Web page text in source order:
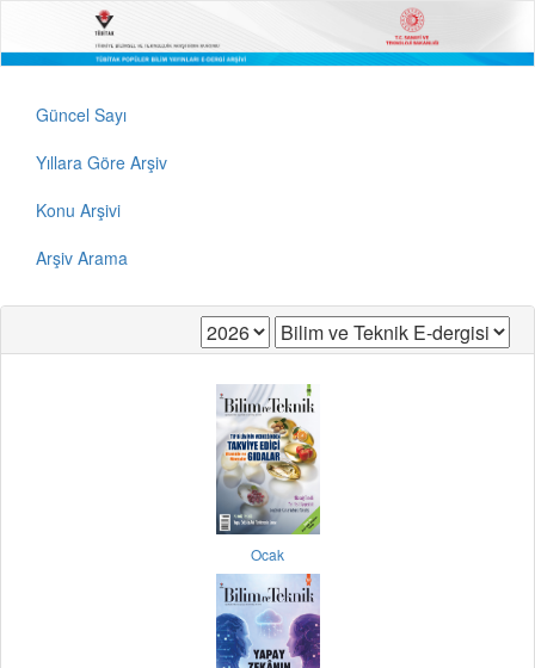
Güncel Sayı
Yıllara Göre Arşiv
Konu Arşivi
Arşiv Arama
Ocak